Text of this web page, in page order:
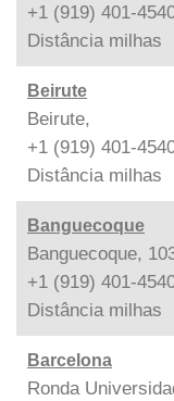
+1 (919) 401-
Distância milhas
Beirute
Beirute,
+1 (919) 401-
Distância milhas
Banguecoque
Banguecoque,
+1 (919) 401-
Distância milhas
Barcelona
Ronda